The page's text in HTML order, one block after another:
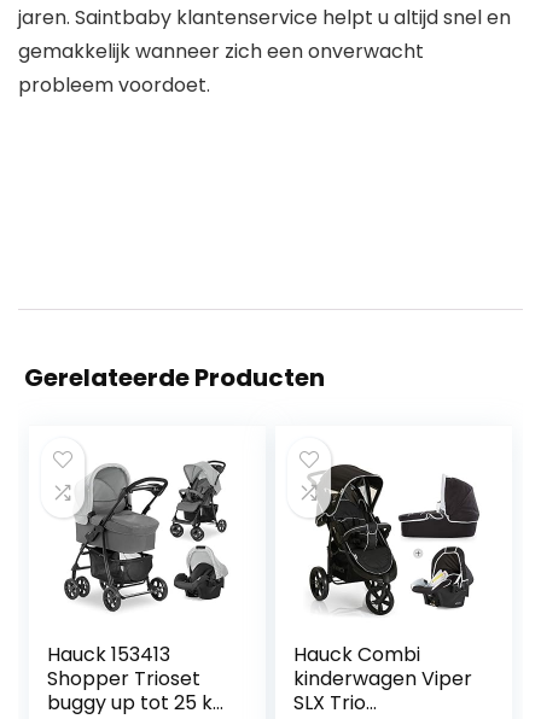
jaren. Saintbaby klantenservice helpt u altijd snel en
gemakkelijk wanneer zich een onverwacht
probleem voordoet.
Gerelateerde Producten
Hauck 153413
Shopper Trioset
buggy up tot 25 kg
Hauck Combi
kinderwagen Viper
SLX Trio